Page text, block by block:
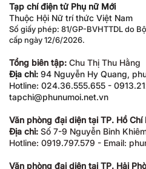
Tạp chí điện tử Phụ nữ Mới
Thuộc Hội Nữ trí thức Việt Nam
Số giấy phép: 81/GP-BVHTTDL do
cấp ngày 12/6/2026.
Tổng biên tập: Chu Thị Thu Hằng
Địa chỉ: 94 Nguyễn Hy Quang,
Hotline: 024.36.555.655 -
tapchi@phunumoi.net.vn
Văn phòng đại diện tại TP. Hồ Chí
Địa chỉ: Số 7-9 Nguyễn Bỉnh
Hotline: 0919.797.579 - Email: